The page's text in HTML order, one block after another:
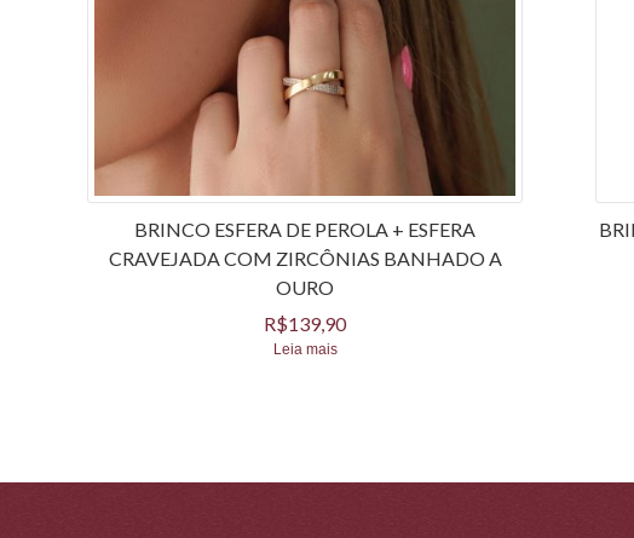
BRINCO ESFERA DE PEROLA + ESFERA
CRAVEJADA COM ZIRCÔNIAS BANHADO A
OURO
R$139,90
Leia mais